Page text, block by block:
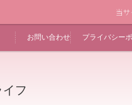
当
お問い合わせ プライバシー
フ